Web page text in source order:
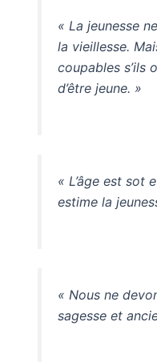
« La jeunesse
la vieillesse.
coupables s’ils
d’être jeune. »
« L’âge est sot
estime la
« Nous ne
sagesse et